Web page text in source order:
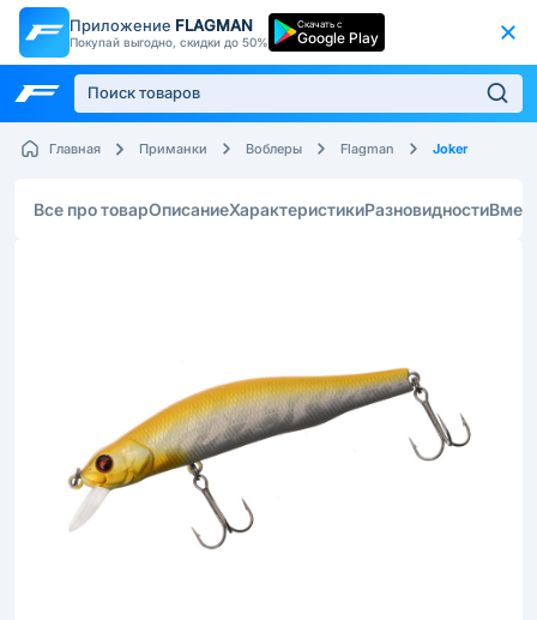
Приложение FLAGMAN
Покупай выгодно, скидки до 50%
Скачать с
Google Play
Главная Приманки Воблеры Flagman Joker
Все про товарОписаниеХарактеристикиРазновидности